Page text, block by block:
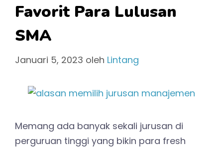
Favorit Para Lulusan
SMA
Januari 5, 2023 oleh Lintang
Memang ada banyak sekali jurusan di
perguruan tinggi yang bikin para fresh